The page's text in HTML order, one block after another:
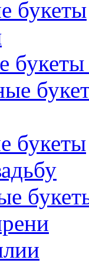
букеты
букеты
букеты